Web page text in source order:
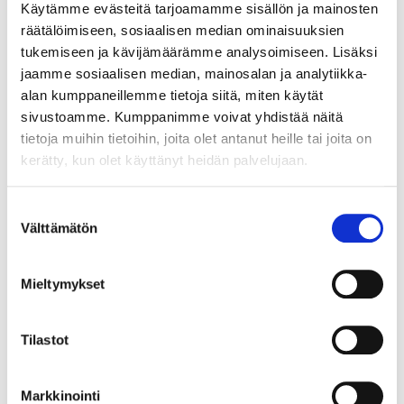
Käytämme evästeitä tarjoamamme sisällön ja mainosten
räätälöimiseen, sosiaalisen median ominaisuuksien
tukemiseen ja kävijämäärämme analysoimiseen. Lisäksi
jaamme sosiaalisen median, mainosalan ja analytiikka-
alan kumppaneillemme tietoja siitä, miten käytät
sivustoamme. Kumppanimme voivat yhdistää näitä
tietoja muihin tietoihin, joita olet antanut heille tai joita on
kerätty, kun olet käyttänyt heidän palvelujaan.
valinta
Välttämätön
Mieltymykset
Tilastot
Markkinointi
pilotoinnissa oli omat huolenaiheensa. Eniten huolta
aiheutti se, että työyksiköihin tulisi yhden opiskelijan
sijasta kaksi opiskelijaa yhdelle ohjaajalle. Huolta
aiheutti se, miten kummallekin opiskelijalle riittää
töitä, miten ohjaaja pystyy ohjaamaan kumpaakin
tarpeeksi hyvin, miten kahdessa viikossa ehditään
käydä oleelliset asia läpi ja miten rajalliset tilat
toimivat, kun ihmisiä onkin enemmän
loppupalaverin, jossa olivat mukana Wellness Centerin
hyvinvointialueen harjoittelukoordinaattori, sekä
koulu- tai opiskeluterveydenhuollon esihenkilöitä.
toimijoilta sekä harjoittelun kulun
harjoittelutavoitteisiin peilaten. Loppupalavereissa
hyväksi kaikista ennakkoon ilmenneistä huolista